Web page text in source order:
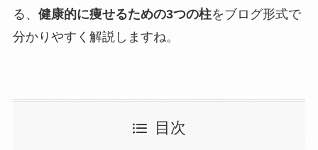
る、 健康的に痩せるための3つの柱をブログ形式で
分かりやすく解説しますね。
目次